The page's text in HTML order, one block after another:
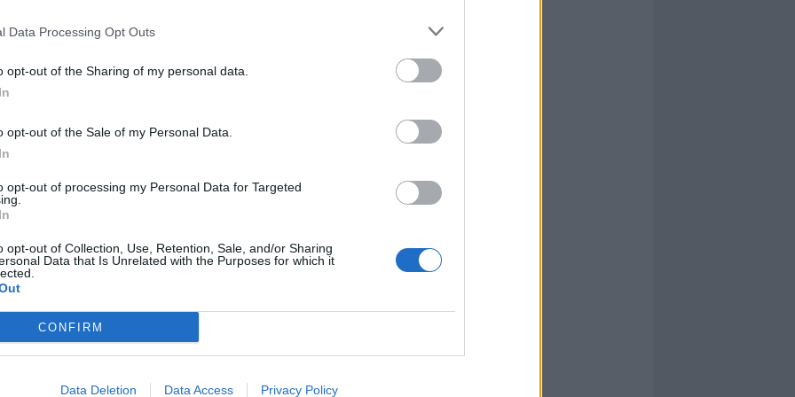
Data Processing Opt Outs
opt-out of the Sharing of my personal data.
opt-out of the Sale of my Personal Data.
opt-out of processing my Personal Data for Targeted
opt-out of Collection, Use, Retention, Sale, and/or Sharing
Data that Is Unrelated with the Purposes for which it
CONFIRM
Data Deletion Data Access Privacy Policy
nelle aule parlamentari milioni di
Ventiquattro ex An a